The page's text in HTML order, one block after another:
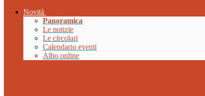
Novità
Panoramica
Le notizie
Le circolari
Calendario eventi
Albo online